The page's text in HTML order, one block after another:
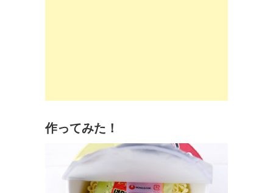
作ってみた！